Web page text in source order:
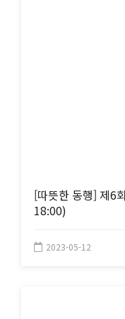
[따뜻한 동행] 제6
18:00)
2023-05-12